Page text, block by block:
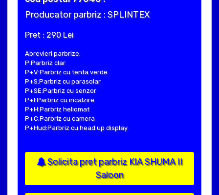
Producator parbriz : SPLINTEX
Pret : 290 Lei
Abrevieri parbrize:
P:Parbriz clar
P+V:Parbriz cu tenta verde
P+S:Parbriz cu parasolar
P+SE:Parbriz cu senzor
P+I:Parbriz cu incalzire
P+H:Parbriz heliomat
P+C:Parbriz cu camera
P+Hud:Parbriz cu head up display
Solicita pret parbriz KIA SHUMA II
Saloon